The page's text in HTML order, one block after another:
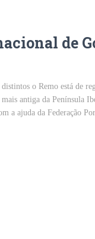
de
o Remo está de
antiga da Península
a ajuda da Federação